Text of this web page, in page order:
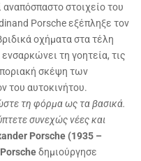
στοιχείο του
Porsche εξέπληξε τον
οχήματα στα τέλη
τη γοητεία, τις
σκέψη των
του αυτοκινήτου.
τη φόρμα ως τα βασικά.
συνεχώς νέες και
Porsche (1935 –
δημιούργησε